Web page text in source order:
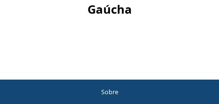
Gaúcha
Sobre